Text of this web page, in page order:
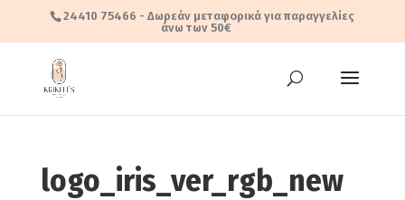
24410 75466 - Δωρεάν μεταφορικά για παραγγελίες
άνω των 50€
logo_iris_ver_rgb_new